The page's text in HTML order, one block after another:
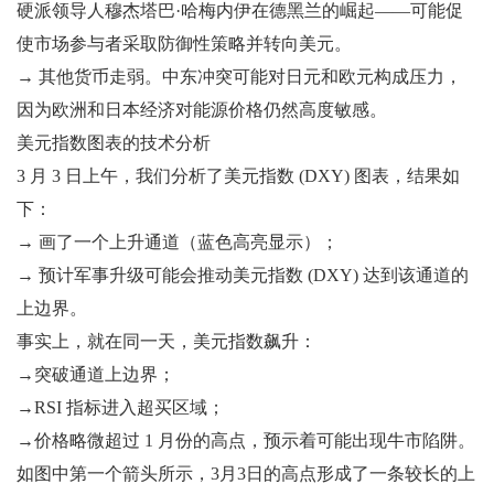
硬派领导人穆杰塔巴·哈梅内伊在德黑兰的崛起——可能促
使市场参与者采取防御性策略并转向美元。
→ 其他货币走弱。中东冲突可能对日元和欧元构成压力，
因为欧洲和日本经济对能源价格仍然高度敏感。
美元指数图表的技术分析
3 月 3 日上午，我们分析了美元指数 (DXY) 图表，结果如
下：
→ 画了一个上升通道（蓝色高亮显示）；
→ 预计军事升级可能会推动美元指数 (DXY) 达到该通道的
上边界。
事实上，就在同一天，美元指数飙升：
→突破通道上边界；
→RSI 指标进入超买区域；
→价格略微超过 1 月份的高点，预示着可能出现牛市陷阱。
如图中第一个箭头所示，3月3日的高点形成了一条较长的上